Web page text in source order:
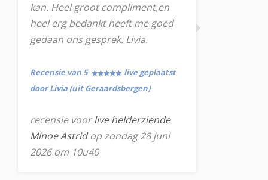
kan. Heel groot compliment,en
heel erg bedankt heeft me goed
gedaan ons gesprek. Livia.
Recensie van 5
live geplaatst
door Livia (uit Geraardsbergen)
recensie voorlive helderziende
Minoe Astridop zondag 28 juni
2026 om 10u40